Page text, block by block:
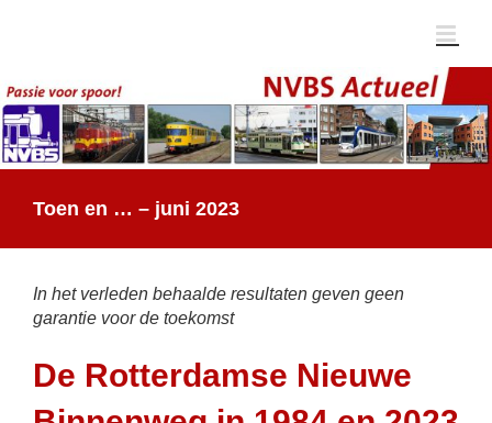
Toen en … – juni 2023
In het verleden behaalde resultaten geven geen
garantie voor de toekomst
De Rotterdamse Nieuwe